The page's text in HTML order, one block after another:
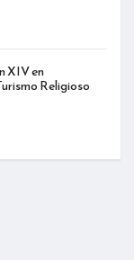
XIV en
Religioso